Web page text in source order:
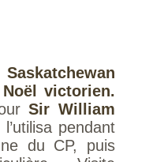
Noël victorien.
Sir William
l’utilisa pendant
du CP, puis